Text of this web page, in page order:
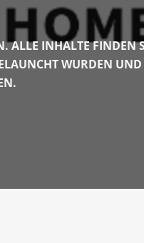
ALLE INHALTE FINDEN
WURDEN